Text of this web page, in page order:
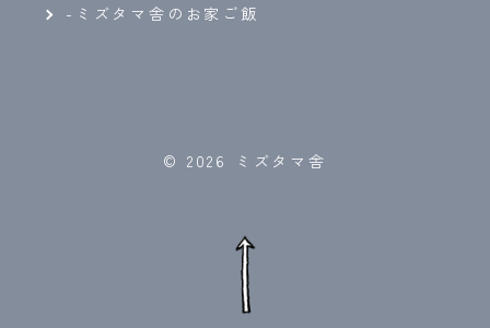
-ミズタマ舎のお家ご飯
© 2026 ミズタマ舎